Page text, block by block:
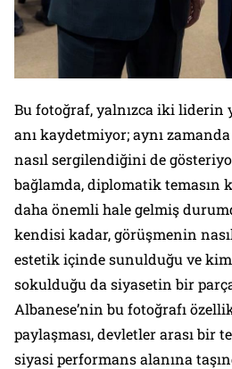
Bu fotoğraf, yalnızca iki liderin
anı kaydetmiyor; aynı
nasıl sergilendiğini de
bağlamda, diplomatik temasın
daha önemli hale gelmiş
kendisi kadar, görüşmenin
estetik içinde sunulduğu ve
sokulduğu da siyasetin bir
Albanese’nin bu fotoğrafı
paylaşması, devletler arası bir
siyasi performans alanına